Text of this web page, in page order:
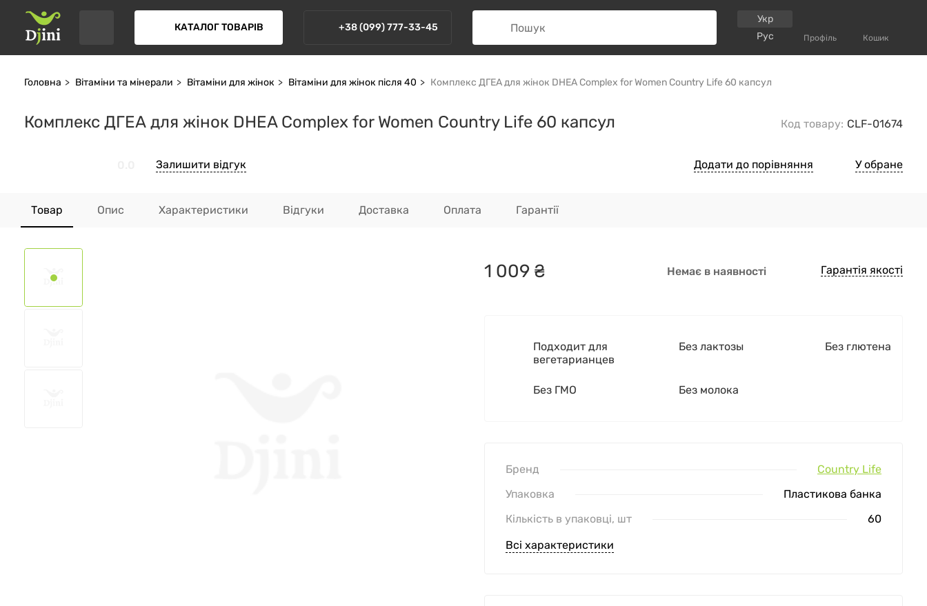
КАТАЛОГ ТОВАРІВ +38 (099) 777-33-45
Укр
Рус
Профіль Кошик
Головна Вітаміни та мінерали Вітаміни для жінок Вітаміни для жінок після 40 Комплекс ДГЕА для жінок DHEA Complex for Women Country Life 60 капсул
Комплекс ДГЕА для жінок DHEA Complex for Women Country Life 60 капсул Код товару: CLF-01674
Залишити відгук Додати до порівняння У обране
Товар Опис Характеристики Відгуки Доставка Оплата Гарантії
1 009 ₴ Немає в наявності Гарантія якості
Подходит для
вегетарианцев
Без лактозы Без глютена
Без ГМО Без молока
Бренд
Country Life
Упаковка
Пластикова банка
Кількість в упаковці, шт
60
Всі характеристики